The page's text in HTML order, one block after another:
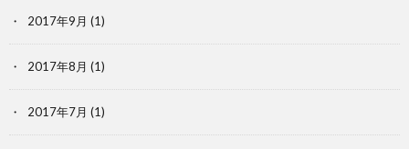
2017年9月 (1)
2017年8月 (1)
2017年7月 (1)